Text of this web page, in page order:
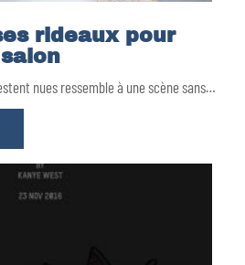
rideaux pour
nues ressemble à une scène sans…